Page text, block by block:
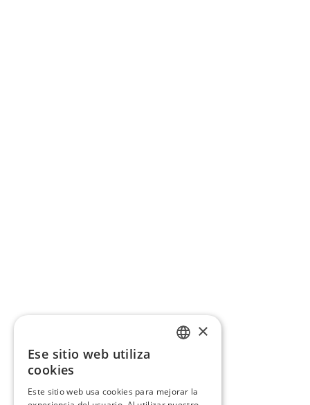
×
Ese sitio web utiliza
cookies
Este sitio web usa cookies para mejorar la